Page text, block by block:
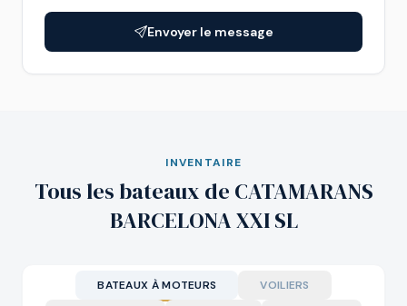
Envoyer le message
INVENTAIRE
Tous les bateaux de CATAMARANS
BARCELONA XXI SL
BATEAUX À MOTEURS
VOILIERS